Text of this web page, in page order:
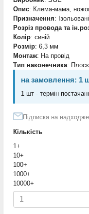
Опис: Клема-мама,
Призначення:
Розріз провода та
Колір: синій
Розмір: 6,3 мм
Монтаж: На провід
Тип наконечника:
на замовлення: 1
1 шт - термін
Підписка на
Кількість
1+
10+
100+
1000+
10000+